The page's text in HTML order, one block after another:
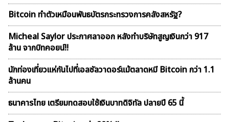
Bitcoin ทำตัวเหมือนพันธบัตรกระทรวงการคลังสหรัฐ?
Micheal Saylor ประกาศลาออก หลังทำบริษัทสูญเงินกว่า 917
ล้าน จากบิทคอยน์!!
นักท่องเที่ยวแห่กันไปที่เอลซัลวาดอร์แม้ตลาดหมี Bitcoin กว่า 1.1
ล้านคน
ธนาคารไทย เตรียมทดสอบใช้เงินบาทดิจิทัล ปลายปี 65 นี้